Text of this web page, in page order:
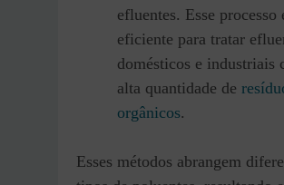
efluentes. Esse processo
eficiente para tratar
domésticos e industriais
alta quantidade de
orgânicos.
Esses métodos abrangem